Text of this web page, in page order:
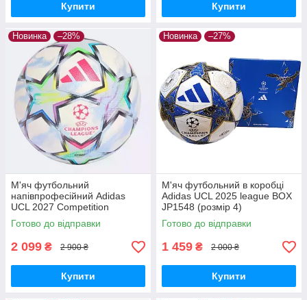
Купити Купити
Новинка –28%
М'яч футбольний
напівпрофесійний Adidas
UCL 2027 Competition
KE9766 (розмір 4)
Готово до відправки
2 099 ₴ 2 900 ₴
Купити
Новинка –27%
М'яч футбольний в коробці
Adidas UCL 2025 league BOX
JP1548 (розмір 4)
Готово до відправки
1 459 ₴ 2 000 ₴
Купити